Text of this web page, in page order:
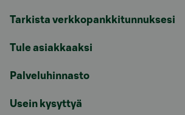
Tarkista verkkopankkitunnuksesi
Tule asiakkaaksi
Palveluhinnasto
Usein kysyttyä